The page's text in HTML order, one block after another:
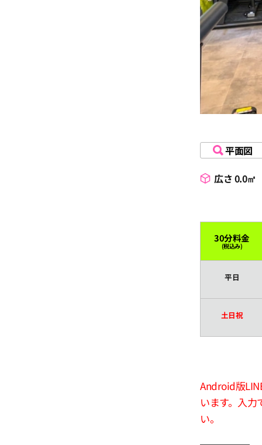
平面図
広さ 0.0㎡
30分料金
(税込み)
平日
土日祝
Android版
います。入
い。